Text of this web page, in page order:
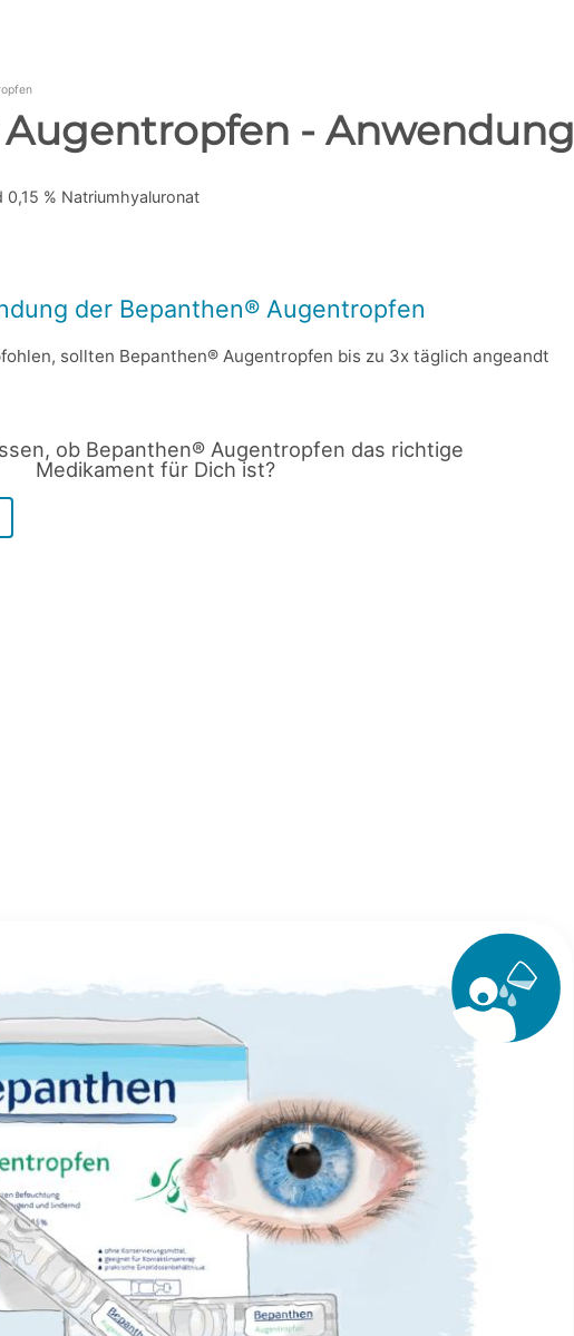
- Anwendung
0,15 % Natriumhyaluronat
der Bepanthen® Augentropfen
sollten Bepanthen® Augentropfen bis zu 3x täglich angeandt
ob Bepanthen® Augentropfen das richtige
Medikament für Dich ist?